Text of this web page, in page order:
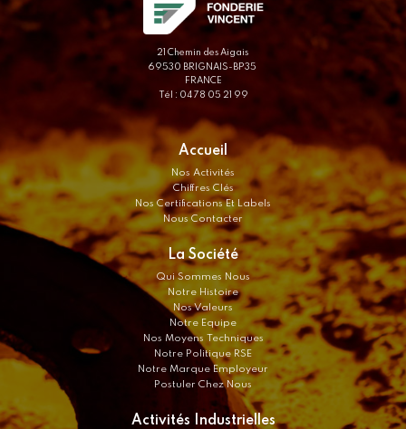
21 Chemin des Aigais
69530 BRIGNAIS-BP35
FRANCE
Tél : 04 78 05 21 99
Accueil
Nos Activités
Chiffres Clés
Nos Certifications Et Labels
Nous Contacter
La Société
Qui Sommes Nous
Notre Histoire
Nos Valeurs
Notre Equipe
Nos Moyens Techniques
Notre Politique RSE
Notre Marque Employeur
Postuler Chez Nous
Activités Industrielles